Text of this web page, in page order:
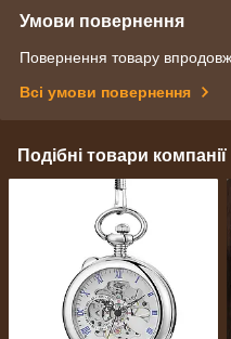
Умови повернення
Повернення товару
Всі умови повернення
Подібні товари компанії